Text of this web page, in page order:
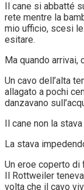
Il cane si abbatté
rete mentre la
mio ufficio, scesi
esitare.
Ma quando arrivai,
Un cavo dell’alta
allagato a pochi
danzavano
Il cane non la
La stava
Un eroe coperto di
Il Rottweiler
volta che il cavo